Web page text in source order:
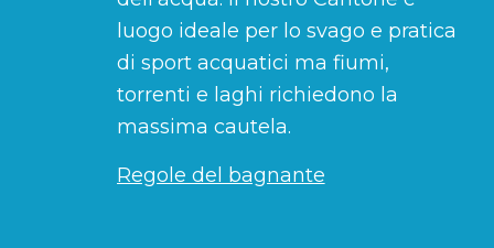
luogo ideale per lo svago e pratica
di sport acquatici ma fiumi,
torrenti e laghi richiedono la
massima cautela.
Regole del bagnante